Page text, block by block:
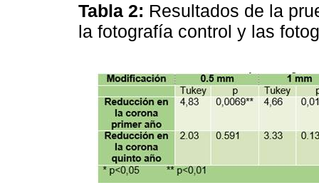
Tabla 2: Resultados de la
la fotografía control y las